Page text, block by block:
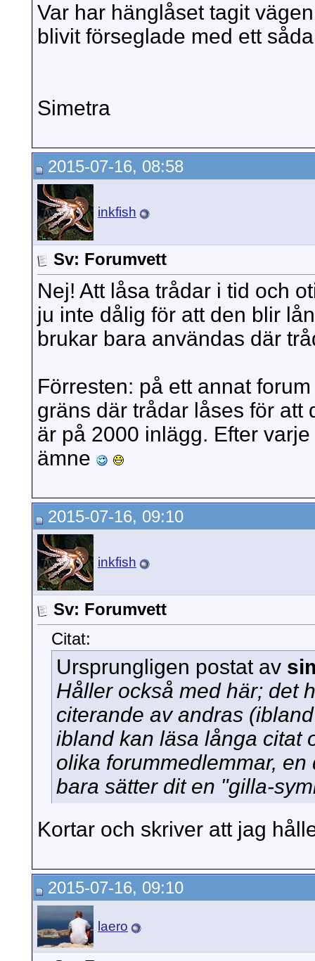
Var har hänglåset tagit
blivit förseglade med ett
Simetra
2015-07-16, 08:58
inkfish
Sv: Forumvett
Nej! Att låsa trådar i tid och
ju inte dålig för att den blir
brukar bara användas där
Förresten: på ett annat
gräns där trådar låses för att
är på 2000 inlägg. Efter
ämne
2015-07-16, 09:10
inkfish
Sv: Forumvett
Citat:
Ursprungligen postat av
Håller också med här; det
citerande av andras
ibland kan läsa långa citat
olika forummedlemmar,
bara sätter dit en "gilla-
Kortar och skriver att jag
2015-07-16, 09:10
laero